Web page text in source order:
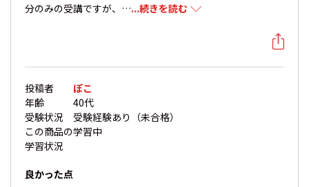
分のみの受講ですが、…...続きを読む
投稿者
ぽこ
年齢
40代
受験状況
受験経験あり（未合格）
この商品の
学習状況
学習中
良かった点